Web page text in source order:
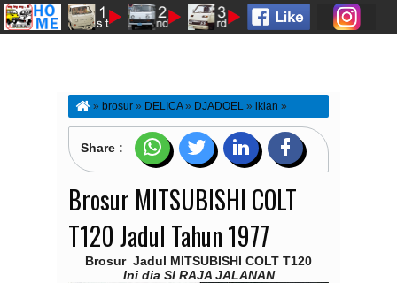
» brosur » DELICA» DJADOEL » iklan »
MINIBUS»MITSUBISHI»PICKUP»SEJARAH»
Brosur MITSUBISHI COLT T120 Jadul Tahun 1977
Share :
Brosur MITSUBISHI COLT
T120 Jadul Tahun 1977
Brosur Jadul MITSUBISHI COLT T120
Ini dia SI RAJA JALANAN